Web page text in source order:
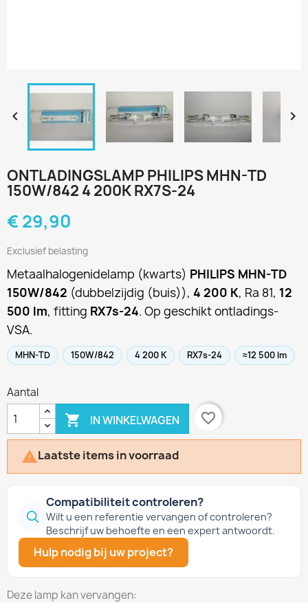
 
ONTLADINGSLAMP PHILIPS MHN-TD
150W/842 4 200K RX7S-24
€ 29,90
Exclusief belasting
Metaalhalogenidelamp (kwarts) PHILIPS MHN-TD
150W/842 (dubbelzijdig (buis)), 4 200 K, Ra 81, 12
500 lm, fitting RX7s-24. Op geschikt ontladings-
VSA.
MHN-TD 150W/842 4 200 K RX7s-24 ≈12 500 lm
Aantal
 IN WINKELWAGEN favorite_border
Laatste items in voorraad
Compatibiliteit controleren?
Wilt u een referentie vervangen of controleren?
Beschrijf uw behoefte en een expert antwoordt.
Hulp nodig bij uw project?
Deze lamp kan vervangen: